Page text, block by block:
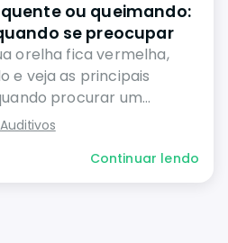
ou queimando:
se preocupar
orelha fica vermelha,
e veja as principais
procurar um
Continuar lendo